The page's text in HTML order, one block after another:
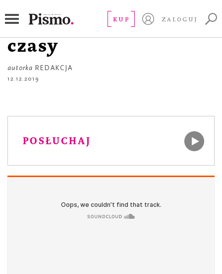
KUP ZALOGUJ
Rodzina na nowe
czasy
autorka REDAKCJA
12.12.2019
POSŁUCHAJ